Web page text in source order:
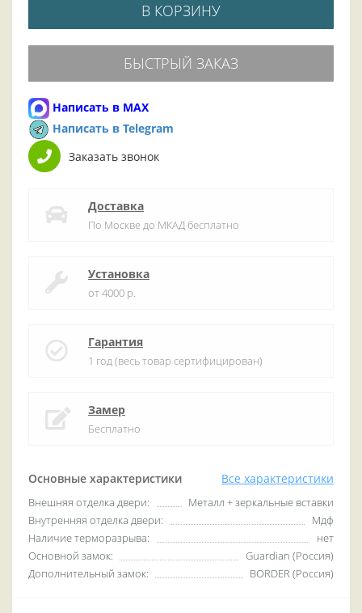
Основные характеристики Все характеристики
Внешняя отделка двери:
Металл + зеркальные вставки
Внутренняя отделка двери:
Мдф
Наличие терморазрыва:
нет
Основной замок:
Guardian (Россия)
Дополнительный замок:
BORDER (Россия)
В КОРЗИНУ
БЫСТРЫЙ ЗАКАЗ
Написать в MAX
Написать в Telegram
Заказать звонок
Доставка
По Москве до МКАД бесплатно
Установка
от 4000 р.
Гарантия
1 год (весь товар сертифицирован)
Замер
Бесплатно